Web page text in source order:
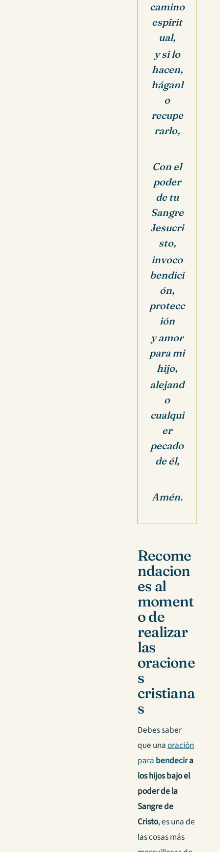
camino
espirit
ual,
y si lo
hacen,
háganl
o
recupe
rarlo,
Con el
poder
de tu
Sangre
Jesucri
sto,
invoco
bendici
ón,
protecc
ión
y amor
para mi
hijo,
alejand
o
cualqui
er
pecado
de él,
Amén.
Recome
ndacion
es al
moment
o de
realizar
las
oracione
s
cristiana
s
Debes saber
que unaoración
para bendecira
los hijos bajo el
poder de la
Sangre de
Cristo, es una de
las cosas más